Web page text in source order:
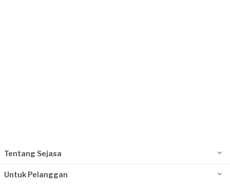
Tentang Sejasa
Untuk Pelanggan